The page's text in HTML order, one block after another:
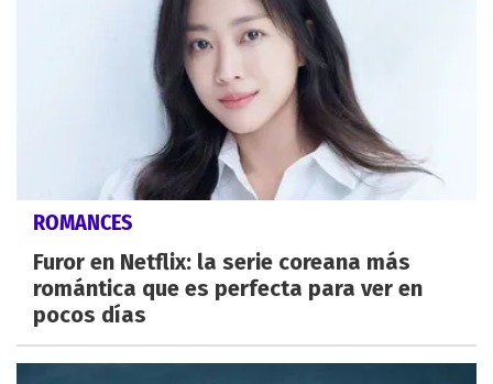
ROMANCES
Furor en Netflix: la serie coreana más
romántica que es perfecta para ver en
pocos días